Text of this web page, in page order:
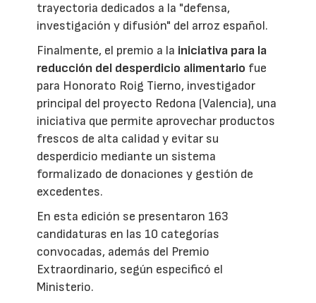
trayectoria dedicados a la "defensa,
investigación y difusión" del arroz español.
Finalmente, el premio a la iniciativa para la
reducción del desperdicio alimentario fue
para Honorato Roig Tierno, investigador
principal del proyecto Redona (Valencia), una
iniciativa que permite aprovechar productos
frescos de alta calidad y evitar su
desperdicio mediante un sistema
formalizado de donaciones y gestión de
excedentes.
En esta edición se presentaron 163
candidaturas en las 10 categorías
convocadas, además del Premio
Extraordinario, según especificó el
Ministerio.